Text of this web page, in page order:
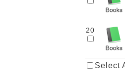
20
Select